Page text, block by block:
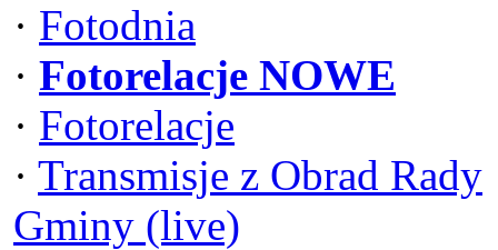
· Fotodnia
· Fotorelacje NOWE
· Fotorelacje
· Transmisje z Obrad Rady
Gminy (live)